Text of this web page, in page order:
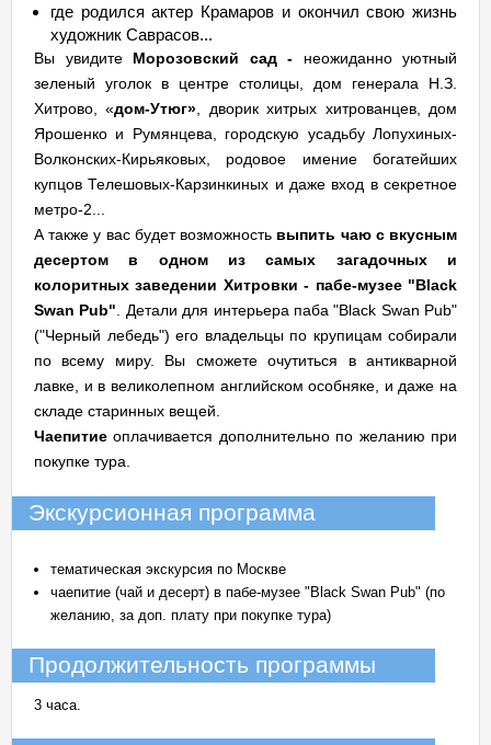
где родился актер Крамаров и окончил свою жизнь
художник Саврасов...
Вы увидите Морозовский сад - неожиданно уютный
зеленый уголок в центре столицы, дом генерала Н.З.
Хитрово, «дом-Утюг» , дворик хитрых хитрованцев, дом
Ярошенко и Румянцева, городскую усадьбу Лопухиных-
Волконских-Кирьяковых, родовое имение богатейших
купцов Телешовых-Карзинкиных и даже вход в секретное
метро-2...
А также у вас будет возможность выпить чаю с вкусным
десертом в одном из самых загадочных и
колоритных заведении Хитровки - пабе-музее "Black
Swan Pub" . Детали для интерьера паба "Black Swan Pub"
("Черный лебедь") его владельцы по крупицам собирали
по всему миру. Вы сможете очутиться в антикварной
лавке, и в великолепном английском особняке, и даже на
складе старинных вещей.
Чаепитие оплачивается дополнительно по желанию при
покупке тура.
Экскурсионная программа
тематическая экскурсия по Москве
чаепитие (чай и десерт) в пабе-музее "Black Swan Pub" (по
желанию, за доп. плату при покупке тура)
Продолжительность программы
3 часа.